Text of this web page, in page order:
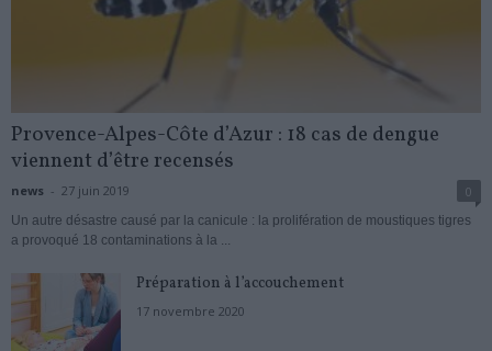
Provence-Alpes-Côte d’Azur : 18 cas de dengue
viennent d’être recensés
news - 27 juin 2019 0
Un autre désastre causé par la canicule : la prolifération de moustiques tigres
a provoqué 18 contaminations à la ...
Préparation à l’accouchement
17 novembre 2020